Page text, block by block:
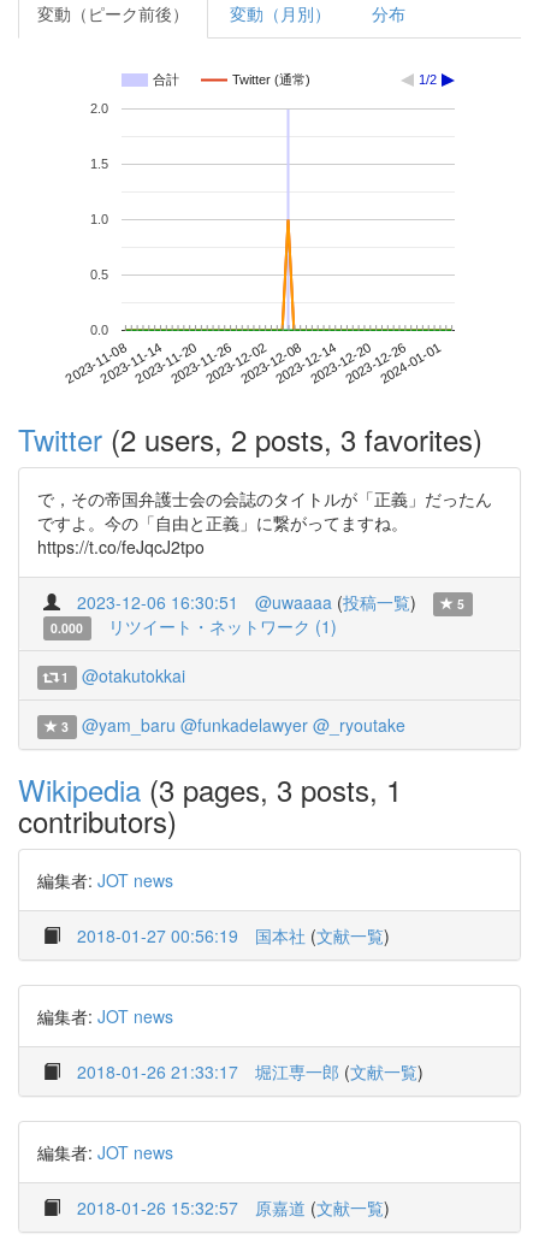
変動（ピーク前後） 変動（月別） 分布
合計 Twitter (通常) 1/2
2023-11-082023-11-142023-11-202023-11-262023-12-022023-12-082023-12-142023-12-202023-12-262024-01-01
0.0
0.5
1.0
1.5
2.0
Twitter (2 users, 2 posts, 3 favorites)
で，その帝国弁護士会の会誌のタイトルが「正義」だったん
ですよ。今の「自由と正義」に繋がってますね。
https://t.co/feJqcJ2tpo
2023-12-06 16:30:51 @uwaaaa (投稿一覧)
5
0.000
リツイート・ネットワーク (1)
1 @otakutokkai
3 @yam_baru @funkadelawyer @_ryoutake
Wikipedia (3 pages, 3 posts, 1
contributors)
編集者: JOT news
2018-01-27 00:56:19 国本社 (文献一覧)
編集者: JOT news
2018-01-26 21:33:17 堀江専一郎 (文献一覧)
編集者: JOT news
2018-01-26 15:32:57 原嘉道 (文献一覧)